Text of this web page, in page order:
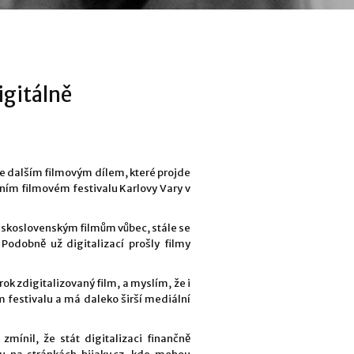
dalším filmovým dílem, které projde
filmovém festivalu Karlovy Vary v
filmům vůbec, stále se
už digitalizací prošly filmy
zdigitalizovaný film, a myslím, že i
festivalu a má daleko širší mediální
zmínil, že stát digitalizaci finančně